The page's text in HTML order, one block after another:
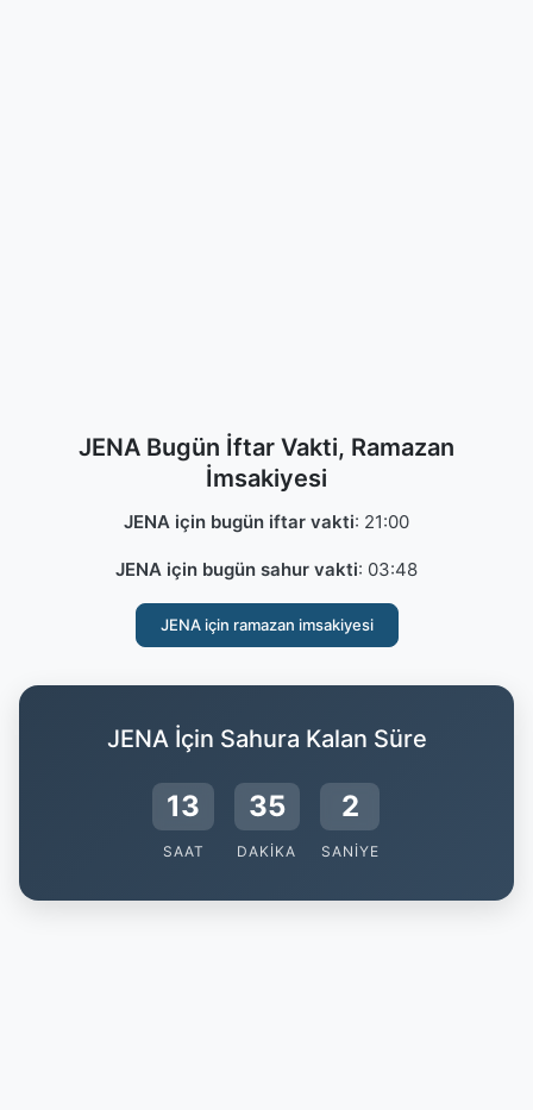
JENA Bugün İftar Vakti, Ramazan
İmsakiyesi
JENA için bugün iftar vakti: 21:00
JENA için bugün sahur vakti: 03:48
JENA için ramazan imsakiyesi
JENA İçin Sahura Kalan Süre
13
SAAT
35
DAKIKA
1
SANIYE